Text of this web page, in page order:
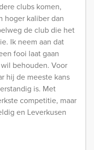
clubs komen,
hoger kaliber dan
de club die het
Ik neem aan dat
fooi laat gaan
behouden. Voor
hij de meeste kans
is. Met
competitie, maar
en Leverkusen